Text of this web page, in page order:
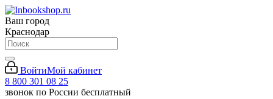
Ваш город
Краснодар
ВойтиМой кабинет
8 800 301 08 25
звонок по России бесплатный